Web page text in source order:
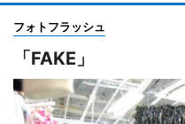
フォトフラッシュ
「FAKE」